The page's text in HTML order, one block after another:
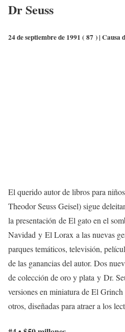
Dr Seuss
24 de septiembre de 1991 ( 87 ) | Causa
El querido autor de libros para
Theodor Seuss Geisel) sigue
la presentación de El gato en el
Navidad y El Lorax a las nuevas
parques temáticos, televisión,
de las ganancias del autor. Dos
de colección de oro y plata y Dr.
versiones en miniatura de El
otros, diseñadas para atraer a los